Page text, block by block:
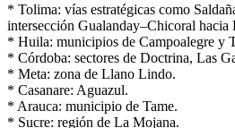
* Tolima: vías estratégicas como
intersección Gualanday–Chicoral hacia
* Huila: municipios de Campoalegre y
* Córdoba: sectores de Doctrina, Las
* Meta: zona de Llano Lindo.
* Casanare: Aguazul.
* Arauca: municipio de Tame.
* Sucre: región de La Mojana.